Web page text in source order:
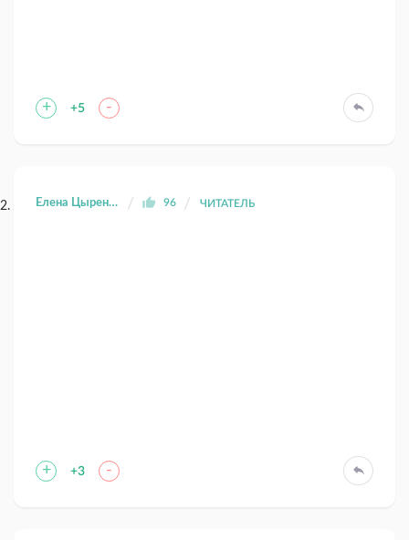
+ +5 -
Елена Цыренова 96 ЧИТАТЕЛЬ
+ +3 -